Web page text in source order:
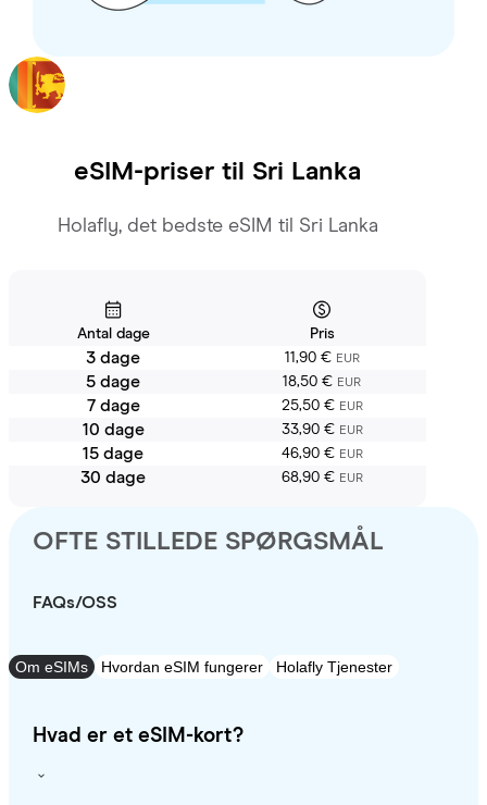
eSIM-priser til Sri Lanka
Holafly, det bedste eSIM til Sri Lanka
Antal dage Pris
3 dage 11,90 € EUR
5 dage 18,50 € EUR
7 dage 25,50 € EUR
10 dage 33,90 € EUR
15 dage 46,90 € EUR
30 dage 68,90 € EUR
OFTE STILLEDE SPØRGSMÅL
FAQs/OSS
Om eSIMs Hvordan eSIM fungerer Holafly Tjenester
Hvad er et eSIM-kort?